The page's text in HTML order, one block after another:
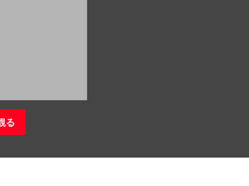
る